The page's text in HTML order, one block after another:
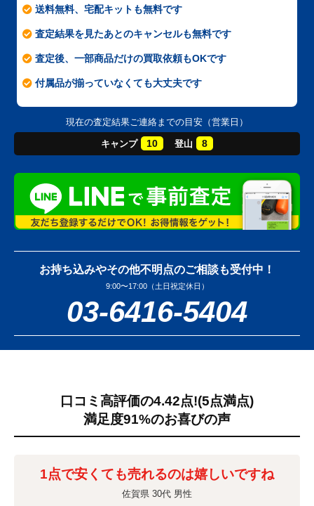
送料無料、宅配キットも無料です
査定結果を見たあとのキャンセルも無料です
査定後、一部商品だけの買取依頼もOKです
付属品が揃っていなくても大丈夫です
現在の査定結果ご連絡までの目安（営業日）
キャンプ 10 登山 8
お持ち込みやその他不明点のご相談も受付中！
9:00〜17:00（土日祝定休日）
03-6416-5404
口コミ高評価の4.42点!(5点満点)
満足度91%のお喜びの声
1点で安くても売れるのは嬉しいですね
佐賀県 30代 男性